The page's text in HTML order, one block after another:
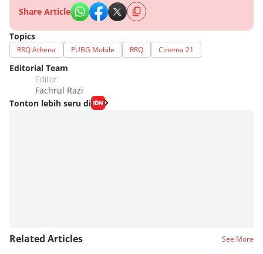
Share Article
Topics
RRQ Athena PUBG Mobile RRQ Cinema 21
Editorial Team
Editor
Fachrul Razi
Tonton lebih seru di
Related Articles See More